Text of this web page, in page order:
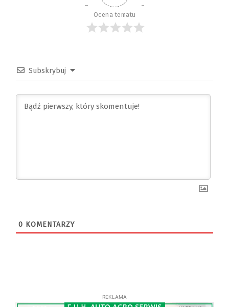
Ocena tematu
Subskrybuj
0 KOMENTARZY
REKLAMA